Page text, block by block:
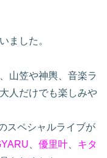
ました。
山笠や神輿、音楽ラ
人だけでも楽しみや
スペシャルライブが
優里叶
キタ